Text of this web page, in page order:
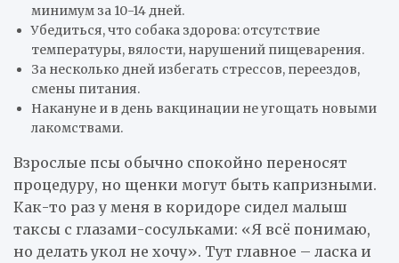
минимум за 10-14 дней.
Убедиться, что собака здорова: отсутствие
температуры, вялости, нарушений пищеварения.
За несколько дней избегать стрессов, переездов,
смены питания.
Накануне и в день вакцинации не угощать новыми
лакомствами.
Взрослые псы обычно спокойно переносят
процедуру, но щенки могут быть капризными.
Как-то раз у меня в коридоре сидел малыш
таксы с глазами-сосульками: «Я всё понимаю,
но делать укол не хочу». Тут главное – ласка и